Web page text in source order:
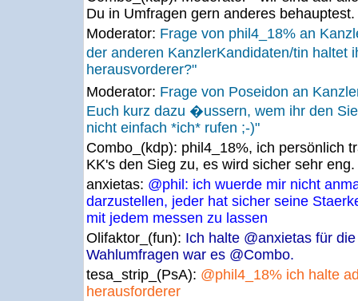
Du in Umfragen gern anderes behauptest.
Moderator: Frage von phil4_18% an
der anderen KanzlerKandidaten/tin
herausvorderer?"
Moderator: Frage von Poseidon an
Euch kurz dazu �ussern, wem ihr den
nicht einfach *ich* rufen ;-)"
Combo_(kdp): phil4_18%, ich persönlich
KK's den Sieg zu, es wird sicher sehr eng.
anxietas: @phil: ich wuerde mir nicht
darzustellen, jeder hat sicher seine
mit jedem messen zu lassen
Olifaktor_(fun): Ich halte @anxietas für
Wahlumfragen war es @Combo.
tesa_strip_(PsA): @phil4_18% ich halte
herausforderer